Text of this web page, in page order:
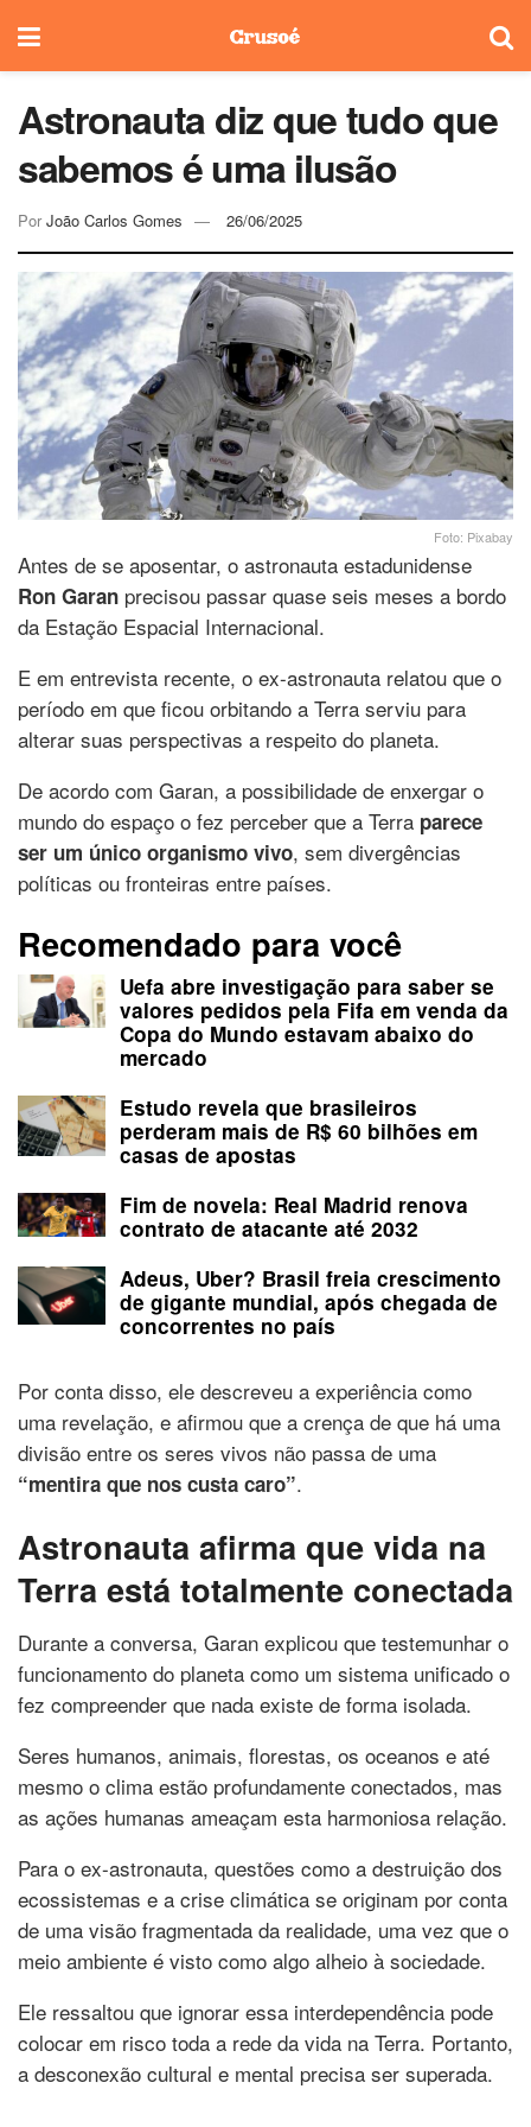
Astronauta diz que tudo que
sabemos é uma ilusão
Por João Carlos Gomes 26/06/2025
Foto: Pixabay
Antes de se aposentar, o astronauta estadunidense
Ron Garan precisou passar quase seis meses a bordo
da Estação Espacial Internacional.
E em entrevista recente, o ex-astronauta relatou que o
período em que ficou orbitando a Terra serviu para
alterar suas perspectivas a respeito do planeta.
De acordo com Garan, a possibilidade de enxergar o
mundo do espaço o fez perceber que a Terra parece
ser um único organismo vivo, sem divergências
políticas ou fronteiras entre países.
Recomendado para você
Uefa abre investigação para saber se
valores pedidos pela Fifa em venda da
Copa do Mundo estavam abaixo do
mercado
Estudo revela que brasileiros
perderam mais de R$ 60 bilhões em
casas de apostas
Fim de novela: Real Madrid renova
contrato de atacante até 2032
Adeus, Uber? Brasil freia crescimento
de gigante mundial, após chegada de
concorrentes no país
Por conta disso, ele descreveu a experiência como
uma revelação, e afirmou que a crença de que há uma
divisão entre os seres vivos não passa de uma
“mentira que nos custa caro”.
Astronauta afirma que vida na
Terra está totalmente conectada
Durante a conversa, Garan explicou que testemunhar o
funcionamento do planeta como um sistema unificado o
fez compreender que nada existe de forma isolada.
Seres humanos, animais, florestas, os oceanos e até
mesmo o clima estão profundamente conectados, mas
as ações humanas ameaçam esta harmoniosa relação.
Para o ex-astronauta, questões como a destruição dos
ecossistemas e a crise climática se originam por conta
de uma visão fragmentada da realidade, uma vez que o
meio ambiente é visto como algo alheio à sociedade.
Ele ressaltou que ignorar essa interdependência pode
colocar em risco toda a rede da vida na Terra. Portanto,
a desconexão cultural e mental precisa ser superada.